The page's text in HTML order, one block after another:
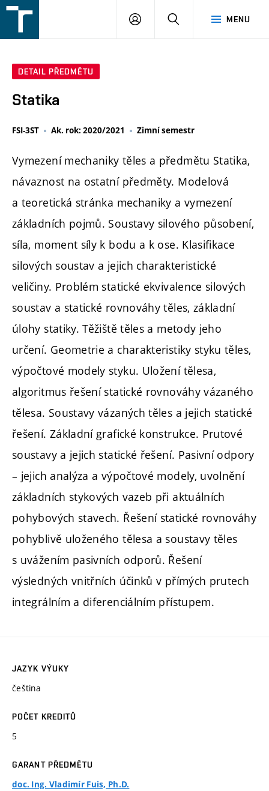
v
MENU
PŘIHLÁŠENÍ
DETAIL PŘEDMĚTU
Statika
FSI-3ST Ak. rok: 2020/2021 Zimní semestr
Vymezení mechaniky těles a předmětu Statika,
návaznost na ostatní předměty. Modelová
a teoretická stránka mechaniky a vymezení
základních pojmů. Soustavy silového působení,
síla, moment síly k bodu a k ose. Klasifikace
silových soustav a jejich charakteristické
veličiny. Problém statické ekvivalence silových
soustav a statické rovnováhy těles, základní
úlohy statiky. Těžiště těles a metody jeho
určení. Geometrie a charakteristiky styku těles,
výpočtové modely styku. Uložení tělesa,
algoritmus řešení statické rovnováhy vázaného
tělesa. Soustavy vázaných těles a jejich statické
řešení. Základní grafické konstrukce. Prutové
soustavy a jejich statické řešení. Pasivní odpory
– jejich analýza a výpočtové modely, uvolnění
základních stykových vazeb při aktuálních
pohybových stavech. Řešení statické rovnováhy
pohyblivě uloženého tělesa a soustavy těles
s uvážením pasivních odporů. Řešení
výsledných vnitřních účinků v přímých prutech
integrálním a diferenciálním přístupem.
JAZYK VÝUKY
čeština
POČET KREDITŮ
5
GARANT PŘEDMĚTU
doc. Ing. Vladimír Fuis, Ph.D.